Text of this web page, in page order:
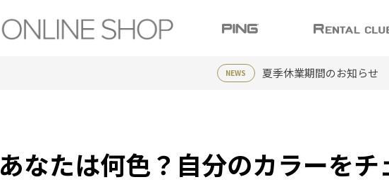
NEWS 夏季休業期間のお知らせ
あなたは何色？自分のカラーをチ